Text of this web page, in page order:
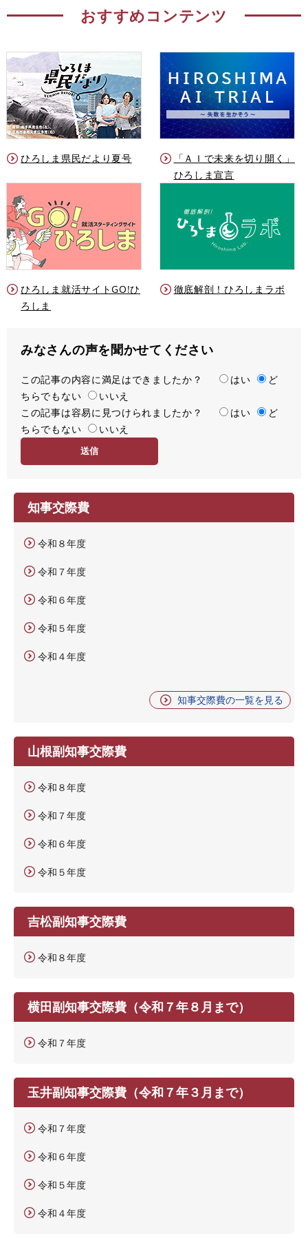
おすすめコンテンツ
ひろしま県民だより夏号
「ＡＩで未来を切り開く」
ひろしま宣言
ひろしま就活サイトGO!ひ
ろしま
徹底解剖！ひろしまラボ
みなさんの声を聞かせてください
満
足
度
この記事の内容に満足はできましたか？ はい
ど
ちらでもない
いいえ
容
易
この記事は容易に見つけられましたか？ はい
ど
ちらでもない
いいえ
知事交際費
令和８年度
令和７年度
令和６年度
令和５年度
令和４年度
知事交際費の一覧を見る
山根副知事交際費
令和８年度
令和７年度
令和６年度
令和５年度
吉松副知事交際費
令和８年度
横田副知事交際費（令和７年８月まで）
令和７年度
玉井副知事交際費（令和７年３月まで）
令和７年度
令和６年度
令和５年度
令和４年度